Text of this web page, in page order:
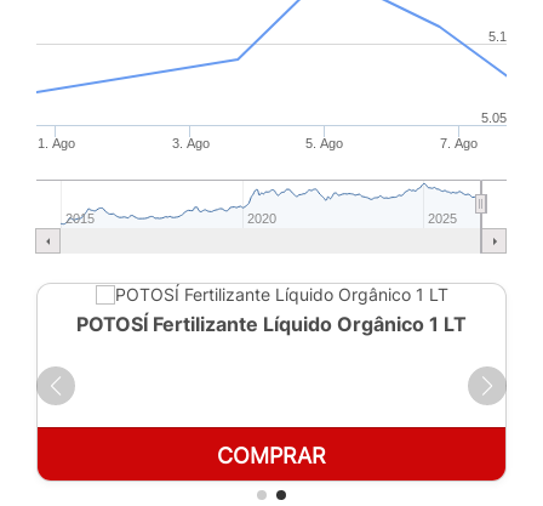
1. Ago 3. Ago 5. Ago 7. Ago
2015 2020 2025
5.05
5.1
POTOSÍ Fertilizante Líquido Orgânico 1 LT
COMPRAR